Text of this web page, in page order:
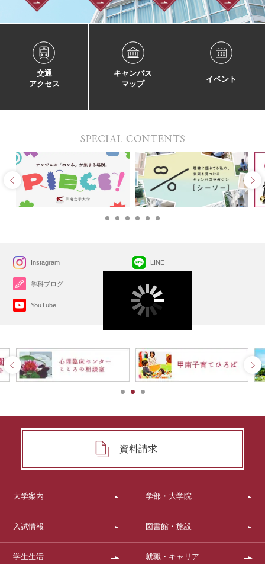
交通
アクセス
キャンパス
マップ
イベント
Instagram
学科ブログ
YouTube
LINE
X(旧Twitter)
Facebook
資料請求
大学案内 学部・大学院
入試情報 図書館・施設
学生生活 就職・キャリア